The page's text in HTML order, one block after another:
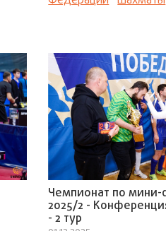
Чемпионат по
2025/2 -
- 2 тур